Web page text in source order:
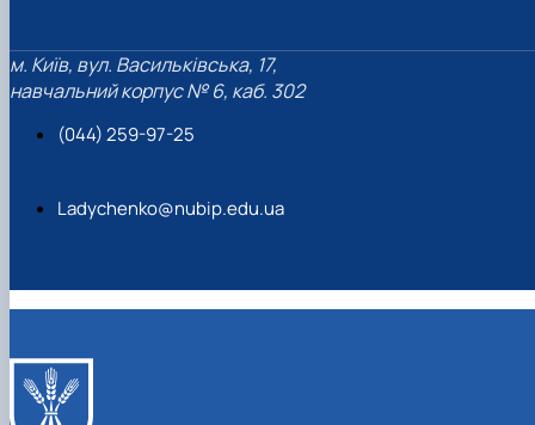
м. Київ, вул. Васильківська, 17,
навчальний корпус № 6, каб. 302
(044) 259-97-25
Ladychenko@nubip.edu.ua